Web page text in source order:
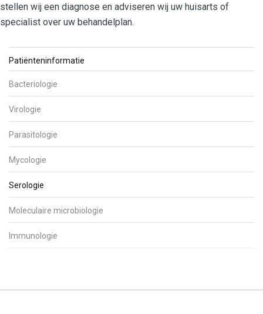
stellen wij een diagnose en adviseren wij uw huisarts of
specialist over uw behandelplan.
Patiënteninformatie
Bacteriologie
Virologie
Parasitologie
Mycologie
Serologie
Moleculaire microbiologie
Immunologie